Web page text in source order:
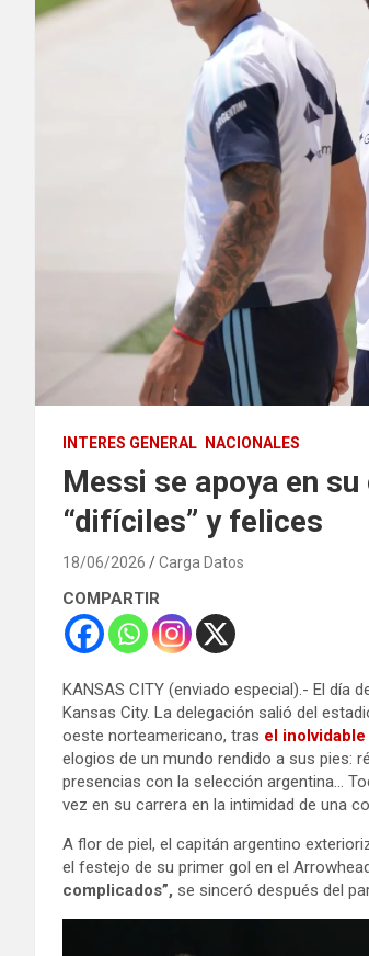
INTERES GENERAL NACIONALES
Messi se apoya en
“difíciles” y felices
18/06/2026 Carga Datos
COMPARTIR
KANSAS CITY (enviado especial).- El día
Kansas City. La delegación salió del
oeste norteamericano, tras el
elogios de un mundo rendido a sus pies:
presencias con la selección argentina…
vez en su carrera en la intimidad de una
A flor de piel, el capitán argentino
el festejo de su primer gol en el
complicados”, se sinceró después del